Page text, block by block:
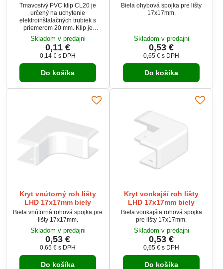
Tmavosivý PVC klip CL20 je
určený na uchytenie
elektroinštalačných trubiek s
priemerom 20 mm. Klip je
samozhášavý, nešíri plameň a
umožňuje bočné spájanie
viacerých klipov. Je vhodný na
montáž pomocou hmoždiniek
DSD alebo skrutiek s priemerom
4 mm. Vďaka svetlosivej farbe a
odolnosti voči teplotám je ideálny
pre vnútorné elektroinštalácie.
Skladom v predajni
0,11 €
0,14 € s DPH
Do košíka
Biela ohybová spojka pre lišty
17x17mm.
Skladom v predajni
0,53 €
0,65 € s DPH
Do košíka
Kryt vnútorný roh lišty
LHD 17x17mm biely
Biela vnútorná rohová spojka pre
lišty 17x17mm.
Skladom v predajni
0,53 €
0,65 € s DPH
Do košíka
Kryt vonkajší roh lišty
LHD 17x17mm biely
Biela vonkajšia rohová spojka
pre lišty 17x17mm.
Skladom v predajni
0,53 €
0,65 € s DPH
Do košíka